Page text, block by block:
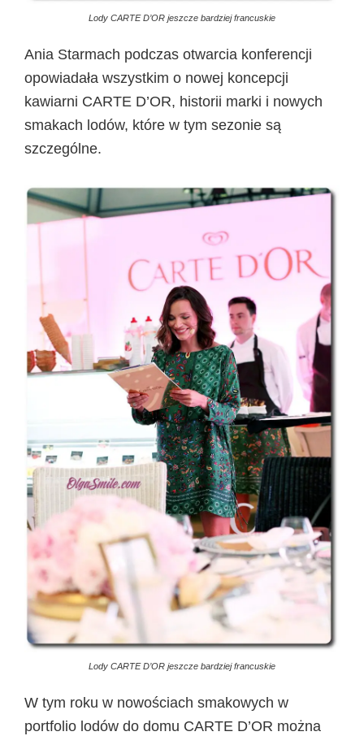
Lody CARTE D’OR jeszcze bardziej francuskie
Ania Starmach podczas otwarcia konferencji
opowiadała wszystkim o nowej koncepcji
kawiarni CARTE D’OR, historii marki i nowych
smakach lodów, które w tym sezonie są
szczególne.
Lody CARTE D’OR jeszcze bardziej francuskie
W tym roku w nowościach smakowych w
portfolio lodów do domu CARTE D’OR można